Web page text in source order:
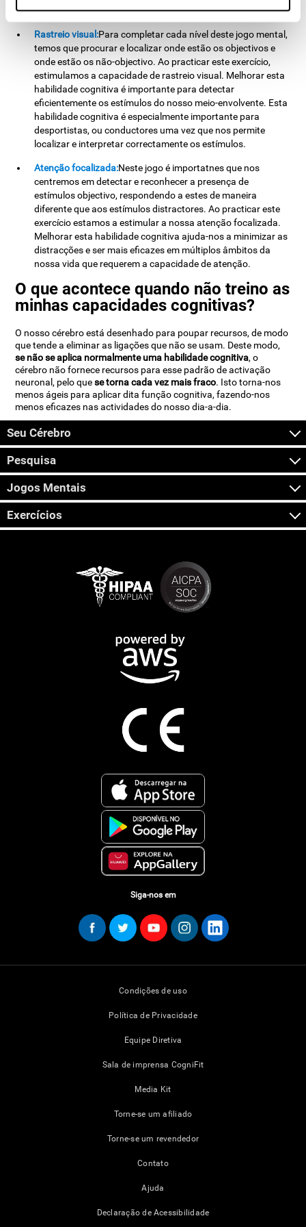
identificar letras ou objectos da maneira mais eficaz.
Rastreio visual:Para completar cada nível deste jogo mental,
temos que procurar e localizar onde estão os objectivos e
onde estão os não-objectivo. Ao practicar este exercício,
estimulamos a capacidade de rastreio visual. Melhorar esta
habilidade cognitiva é importante para detectar
eficientemente os estímulos do nosso meio-envolvente. Esta
habilidade cognitiva é especialmente importante para
desportistas, ou conductores uma vez que nos permite
localizar e interpretar correctamente os estímulos.
Atenção focalizada:Neste jogo é importatnes que nos
centremos em detectar e reconhecer a presença de
estímulos objectivo, respondendo a estes de maneira
diferente que aos estímulos distractores. Ao practicar este
exercício estamos a estimular a nossa atenção focalizada.
Melhorar esta habilidade cognitiva ajuda-nos a minimizar as
distracções e ser mais eficazes em múltiplos âmbitos da
nossa vida que requerem a capacidade de atenção.
O que acontece quando não treino as
minhas capacidades cognitivas?
O nosso cérebro está desenhado para poupar recursos, de modo
que tende a eliminar as ligações que não se usam. Deste modo,
se não se aplica normalmente uma habilidade cognitiva, o
cérebro não fornece recursos para esse padrão de activação
neuronal, pelo quese torna cada vez mais fraco. Isto torna-nos
menos ágeis para aplicar dita função cognitiva, fazendo-nos
menos eficazes nas actividades do nosso dia-a-dia.
Seu Cérebro
Pesquisa
Jogos Mentais
Exercícios
Siga-nos em
Condições de uso
Política de Privacidade
Equipe Diretiva
Sala de imprensa CogniFit
Media Kit
Torne-se um afiliado
Torne-se um revendedor
Contato
Ajuda
Declaração de Acessibilidade